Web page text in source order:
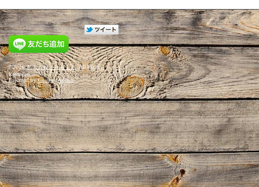
©2026Ｆｌｏｗ ｈａｉｒ. All Rights
Reserved.
Powered byGoope/Admin